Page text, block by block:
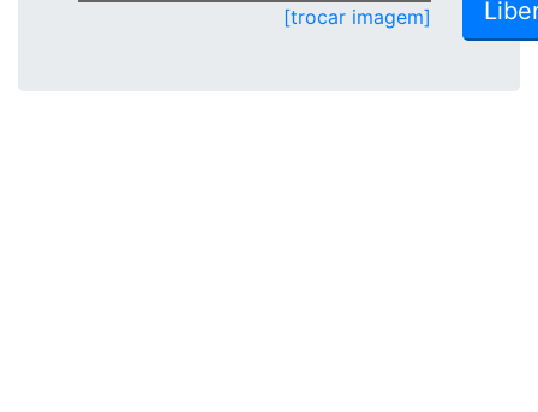
[trocar imagem]